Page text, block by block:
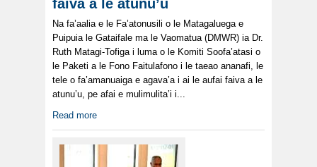
faiva a le atunu’u
Na fa’aalia e le Fa’atonusili o le Matagaluega e
Puipuia le Gataifale ma le Vaomatua (DMWR) ia Dr.
Ruth Matagi-Tofiga i luma o le Komiti Soofa’atasi o
le Paketi a le Fono Faitulafono i le taeao ananafi, le
tele o fa’amanuaiga e agava’a i ai le aufai faiva a le
atunu’u, pe afai e mulimulita’i i...
Read more